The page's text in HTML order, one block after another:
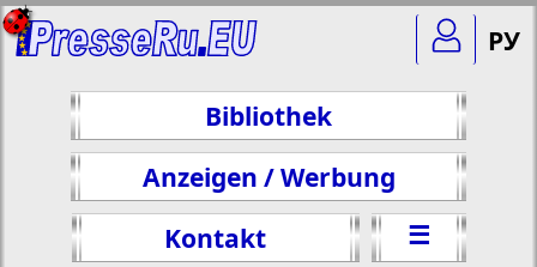
Bibliothek
Anzeigen / Werbung
Kontakt
☰
РУ